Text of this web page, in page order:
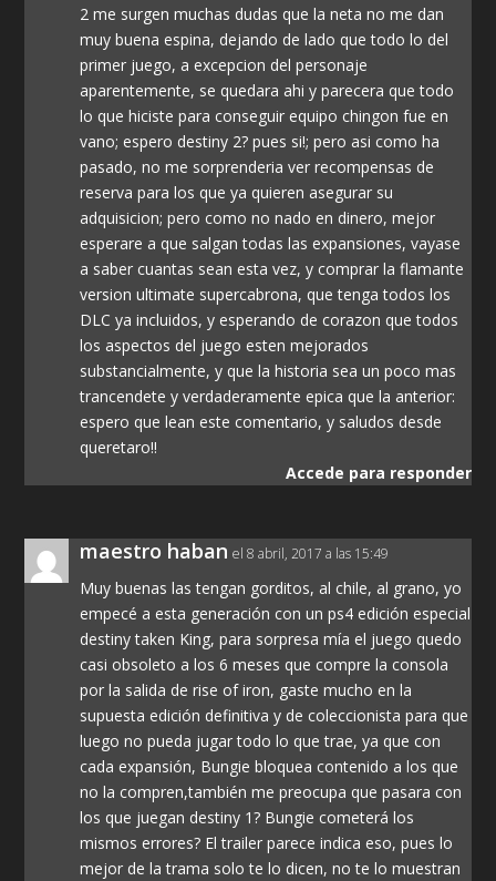
2 me surgen muchas dudas que la neta no me dan
muy buena espina, dejando de lado que todo lo del
primer juego, a excepcion del personaje
aparentemente, se quedara ahi y parecera que todo
lo que hiciste para conseguir equipo chingon fue en
vano; espero destiny 2? pues si!; pero asi como ha
pasado, no me sorprenderia ver recompensas de
reserva para los que ya quieren asegurar su
adquisicion; pero como no nado en dinero, mejor
esperare a que salgan todas las expansiones, vayase
a saber cuantas sean esta vez, y comprar la flamante
version ultimate supercabrona, que tenga todos los
DLC ya incluidos, y esperando de corazon que todos
los aspectos del juego esten mejorados
substancialmente, y que la historia sea un poco mas
trancendete y verdaderamente epica que la anterior:
espero que lean este comentario, y saludos desde
queretaro!!
Accede para responder
maestro haban el 8 abril, 2017 a las 15:49
Muy buenas las tengan gorditos, al chile, al grano, yo
empecé a esta generación con un ps4 edición especial
destiny taken King, para sorpresa mía el juego quedo
casi obsoleto a los 6 meses que compre la consola
por la salida de rise of iron, gaste mucho en la
supuesta edición definitiva y de coleccionista para que
luego no pueda jugar todo lo que trae, ya que con
cada expansión, Bungie bloquea contenido a los que
no la compren,también me preocupa que pasara con
los que juegan destiny 1? Bungie cometerá los
mismos errores? El trailer parece indica eso, pues lo
mejor de la trama solo te lo dicen, no te lo muestran